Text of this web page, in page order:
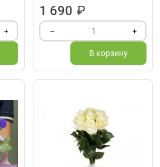
+
1 690 ₽
– 1 +
В корзину